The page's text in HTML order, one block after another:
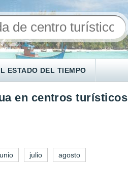
ESTADO DEL TIEMPO
en centros turísticos
julio agosto